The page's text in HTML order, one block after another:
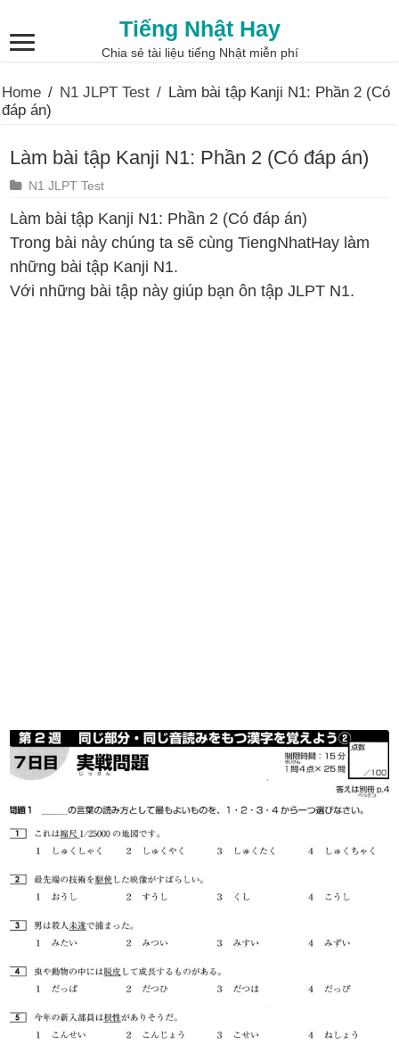
Tiếng Nhật Hay
Chia sẻ tài liệu tiếng Nhật miễn phí
Home / N1 JLPT Test / Làm bài tập Kanji N1: Phần 2 (Có
đáp án)
Làm bài tập Kanji N1: Phần 2 (Có đáp án)
N1 JLPT Test
Làm bài tập Kanji N1: Phần 2 (Có đáp án)
Trong bài này chúng ta sẽ cùng TiengNhatHay làm
những bài tập Kanji N1.
Với những bài tập này giúp bạn ôn tập JLPT N1.